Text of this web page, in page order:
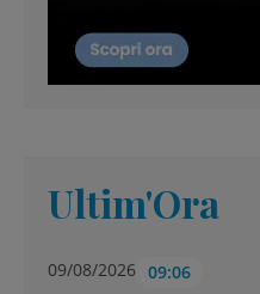
Ultim'Ora
09/08/2026 09:06